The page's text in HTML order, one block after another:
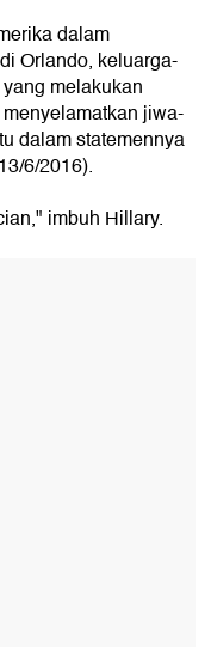
dalam
Orlando, keluarga-
melakukan
jiwa-
dalam statemennya
6/2016).
imbuh Hillary.